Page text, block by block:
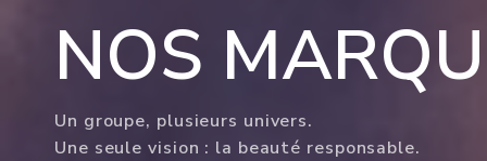
NOS
Un groupe, plusieurs univers.
Une seule vision : la beauté responsable.